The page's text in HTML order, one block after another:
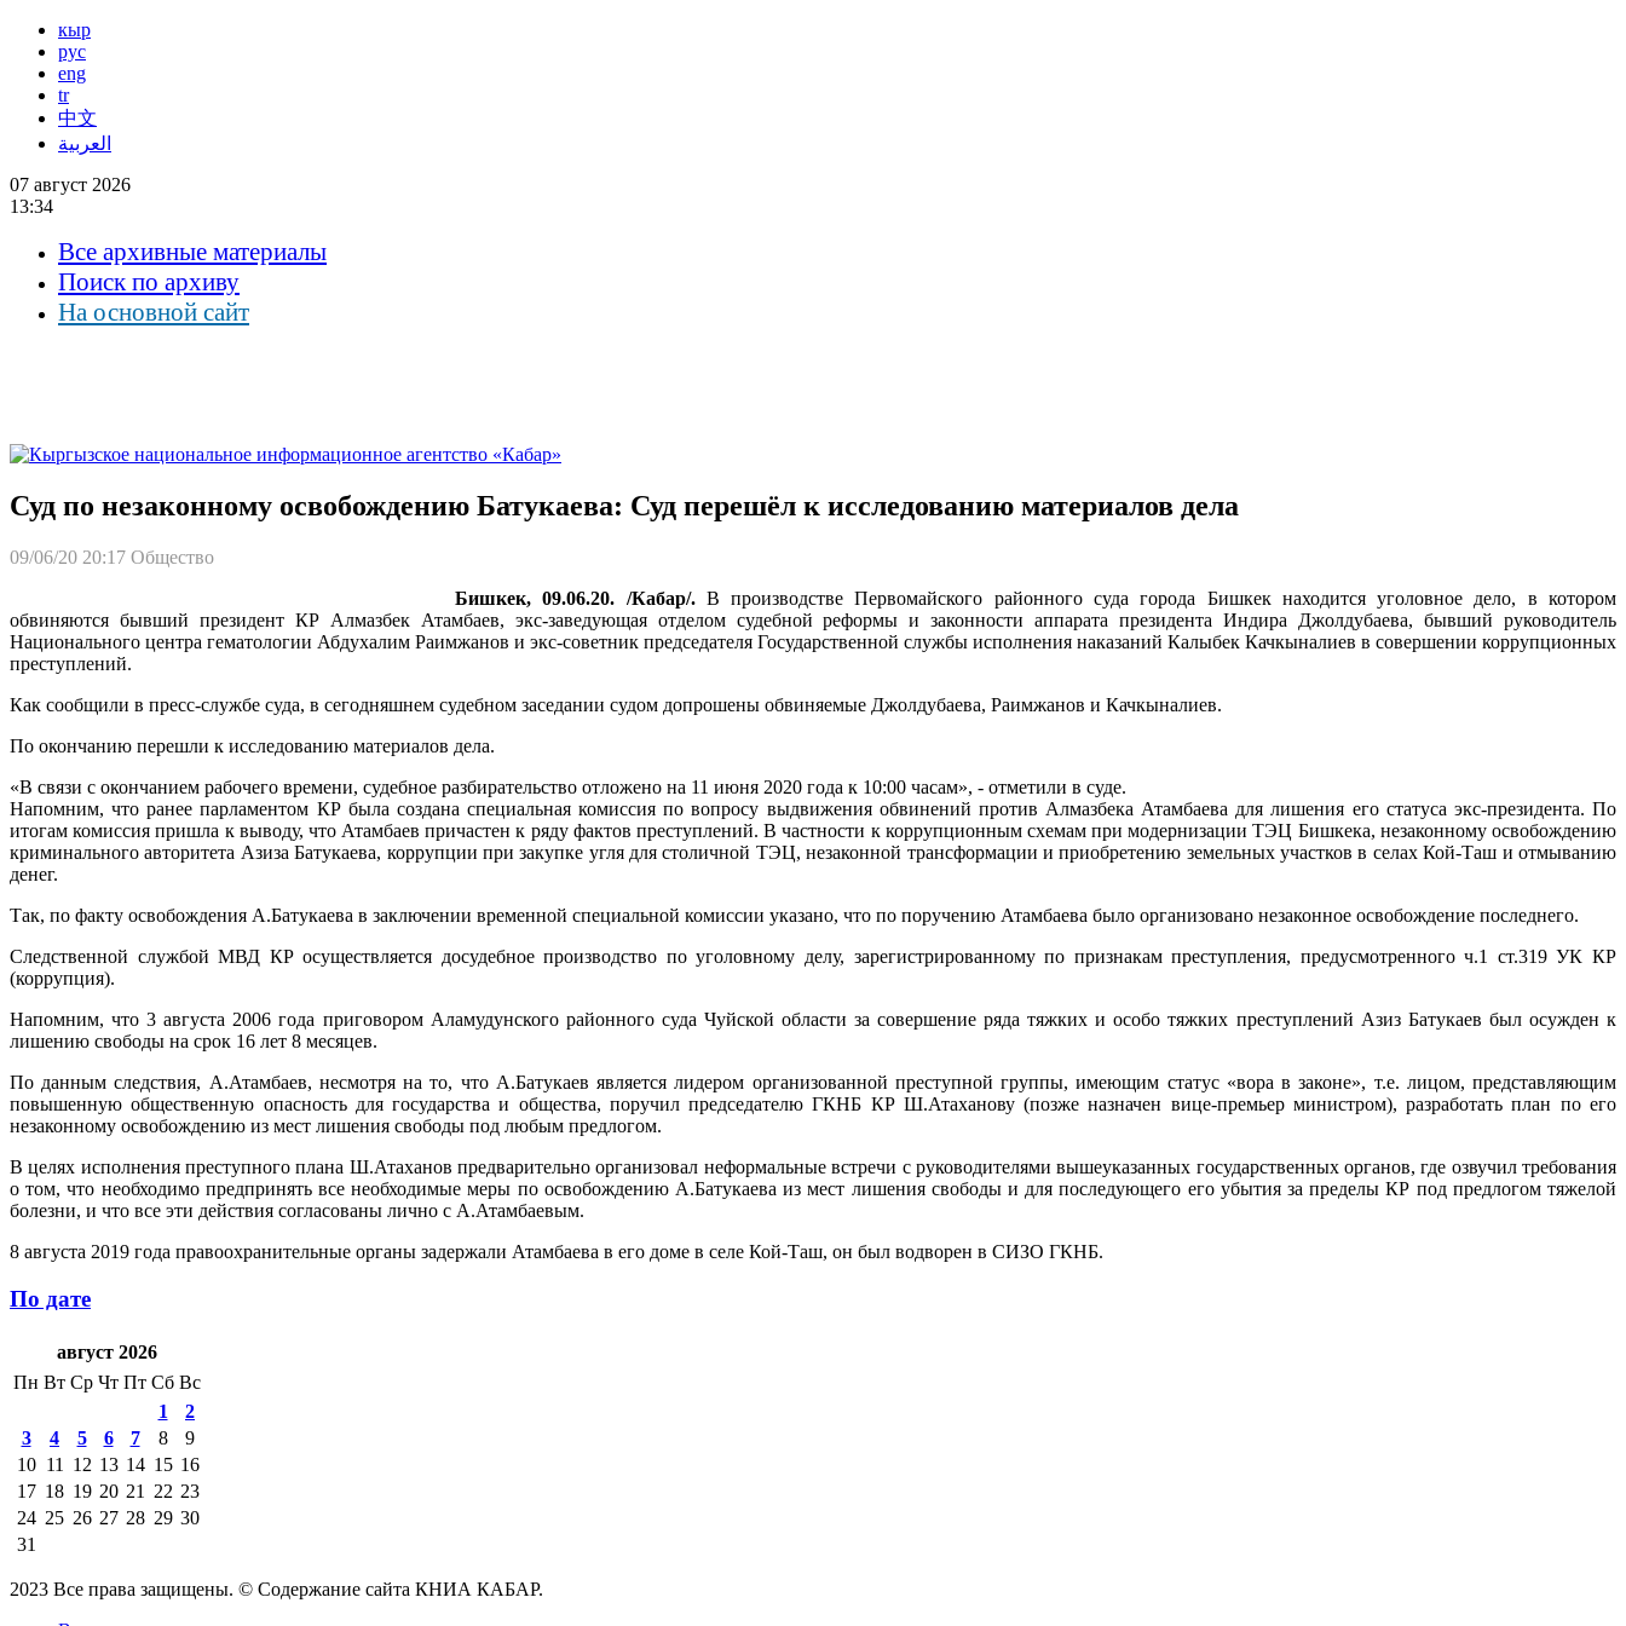
кыр
рус
eng
tr
中文
العربية
07 август 2026
13:34
Все архивные материалы
Поиск по архиву
На основной сайт
Суд по незаконному освобождению Батукаева: Суд перешёл к исследованию материалов дела
09/06/20 20:17 Общество
Бишкек, 09.06.20. /Кабар/.В производстве Первомайского районного суда города Бишкек находится уголовное дело, в котором
обвиняются бывший президент КР Алмазбек Атамбаев, экс-заведующая отделом судебной реформы и законности аппарата президента Индира Джолдубаева, бывший руководитель
Национального центра гематологии Абдухалим Раимжанов и экс-советник председателя Государственной службы исполнения наказаний Калыбек Качкыналиев в совершении коррупционных
преступлений.
Как сообщили в пресс-службе суда, в сегодняшнем судебном заседании судом допрошены обвиняемые Джолдубаева, Раимжанов и Качкыналиев.
По окончанию перешли к исследованию материалов дела.
«В связи с окончанием рабочего времени, судебное разбирательство отложено на 11 июня 2020 года к 10:00 часам», - отметили в суде.
Напомним, что ранее парламентом КР была создана специальная комиссия по вопросу выдвижения обвинений против Алмазбека Атамбаева для лишения его статуса экс-президента. По
итогам комиссия пришла к выводу, что Атамбаев причастен к ряду фактов преступлений. В частности к коррупционным схемам при модернизации ТЭЦ Бишкека, незаконному освобождению
криминального авторитета Азиза Батукаева, коррупции при закупке угля для столичной ТЭЦ, незаконной трансформации и приобретению земельных участков в селах Кой-Таш и отмыванию
денег.
Так, по факту освобождения А.Батукаева в заключении временной специальной комиссии указано, что по поручению Атамбаева было организовано незаконное освобождение последнего.
Следственной службой МВД КР осуществляется досудебное производство по уголовному делу, зарегистрированному по признакам преступления, предусмотренного ч.1 ст.319 УК КР
(коррупция).
Напомним, что 3 августа 2006 года приговором Аламудунского районного суда Чуйской области за совершение ряда тяжких и особо тяжких преступлений Азиз Батукаев был осужден к
лишению свободы на срок 16 лет 8 месяцев.
По данным следствия, А.Атамбаев, несмотря на то, что А.Батукаев является лидером организованной преступной группы, имеющим статус «вора в законе», т.е. лицом, представляющим
повышенную общественную опасность для государства и общества, поручил председателю ГКНБ КР Ш.Атаханову (позже назначен вице-премьер министром), разработать план по его
незаконному освобождению из мест лишения свободы под любым предлогом.
В целях исполнения преступного плана Ш.Атаханов предварительно организовал неформальные встречи с руководителями вышеуказанных государственных органов, где озвучил требования
о том, что необходимо предпринять все необходимые меры по освобождению А.Батукаева из мест лишения свободы и для последующего его убытия за пределы КР под предлогом тяжелой
болезни, и что все эти действия согласованы лично с А.Атамбаевым.
8 августа 2019 года правоохранительные органы задержали Атамбаева в его доме в селе Кой-Таш, он был водворен в СИЗО ГКНБ.
По дате
август 2026
Пн Вт Ср Чт Пт Сб Вс
1
2
3
4 5 6 7 8
9
10 11 12 13 14 15 16
17 18 19 20 21 22 23
24 25 26 27 28 29 30
31
2023 Все права защищены. © Содержание сайта КНИА КАБАР.